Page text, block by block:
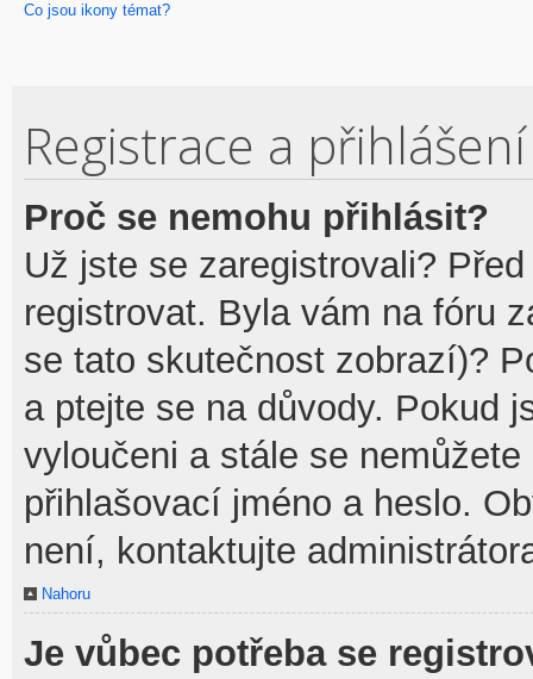
Co jsou ikony témat?
Registrace a přihlášení
Proč se nemohu přihlásit?
Už jste se zaregistrovali?
registrovat. Byla vám na fóru
se tato skutečnost zobrazí)?
a ptejte se na důvody. Pokud
vyloučeni a stále se
přihlašovací jméno a heslo.
není, kontaktujte
Nahoru
Je vůbec potřeba se